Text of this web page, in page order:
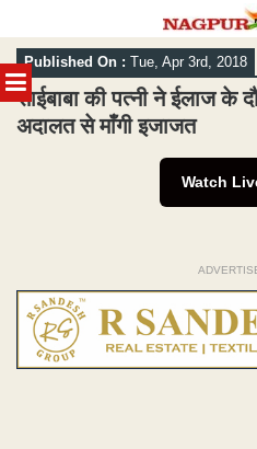
MENU
Skip
to
content
Published On : Tue, Apr 3rd, 2018
साईबाबा की पत्नी ने ईलाज के
अदालत से माँगी इजाजत
Watch